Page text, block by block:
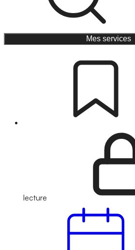
Mes services
lecture